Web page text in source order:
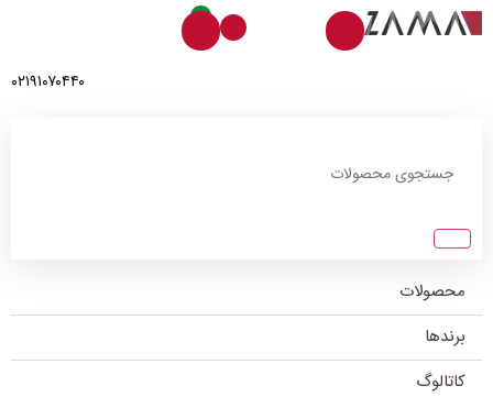
0
۰۲۱۹۱۰۷۰۴۴۰
محصولات
برندها
کاتالوگ